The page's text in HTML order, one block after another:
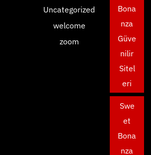
Uncategorized
welcome
zoom
Bona
nza
Güve
nilir
Sitel
eri
Swe
et
Bona
nza